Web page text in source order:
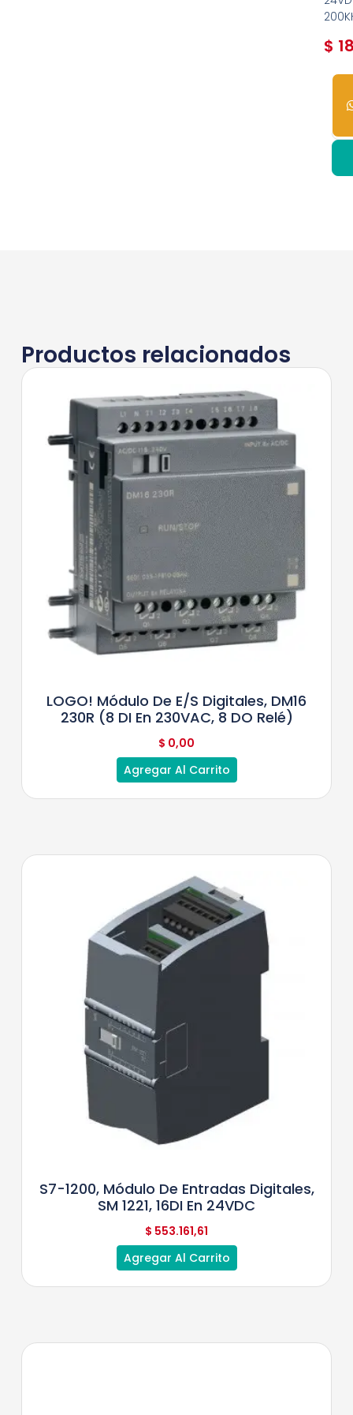
$
3
Productos relacionados
LOGO! Módulo De E/S Digitales, DM16
230R (8 DI En 230VAC, 8 DO Relé)
$ 0,00
Agregar Al Carrito
S7-1200, Módulo De Entradas Digitales,
SM 1221, 16DI En 24VDC
$ 553.161,61
Agregar Al Carrito